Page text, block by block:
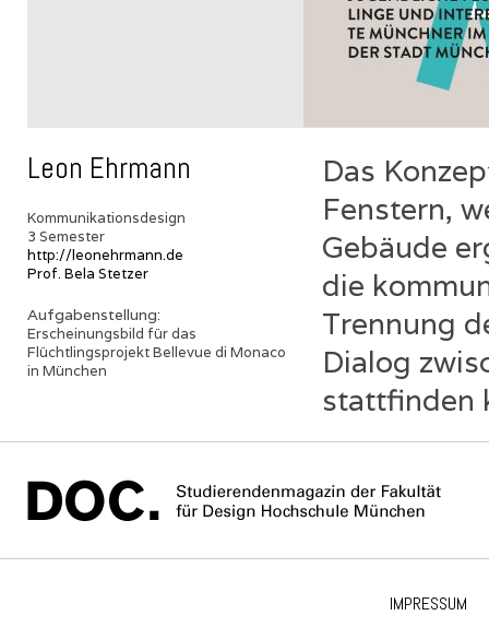
Leon Ehrmann
Kommunikationsdesign
3 Semester
http://leonehrmann.de
Prof. Bela Stetzer
Aufgabenstellung:
Erscheinungsbild für das
Flüchtlingsprojekt Bellevue di Monaco
in München
Das
Fenstern,
Gebäude
die
Trennung
Dialog
stattfinden
IMPRESSUM